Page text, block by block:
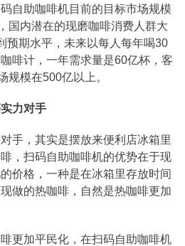
自助咖啡机目前的目标市场规模
国内潜在的现磨咖啡消费人群大
预期水平，未来以每人每年喝30
啡计，一年需求量是60亿杯，客
规模在500亿以上。
力对手
手，其实是摆放来便利店冰箱里
，扫码自助咖啡机的优势在于现
价格，一种是在冰箱里存放时间
做的热咖啡，自然是热咖啡更加
更加平民化，在扫码自助咖啡机